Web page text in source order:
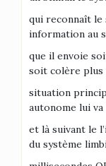
qui reconnaît le
information au
que il envoie
soit colère plus
situation
autonome lui
et là suivant le
du système